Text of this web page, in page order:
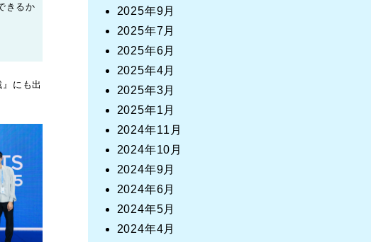
きるか
にも出
2025年9月
2025年7月
2025年6月
2025年4月
2025年3月
2025年1月
2024年11月
2024年10月
2024年9月
2024年6月
2024年5月
2024年4月